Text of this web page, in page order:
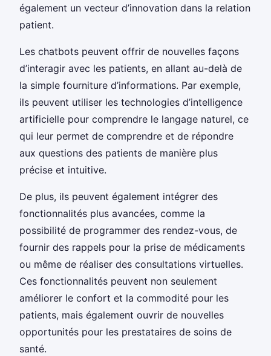
également un vecteur d’innovation dans la relation
patient.
Les chatbots peuvent offrir de nouvelles façons
d’interagir avec les patients, en allant au-delà de
la simple fourniture d’informations. Par exemple,
ils peuvent utiliser les technologies d’intelligence
artificielle pour comprendre le langage naturel, ce
qui leur permet de comprendre et de répondre
aux questions des patients de manière plus
précise et intuitive.
De plus, ils peuvent également intégrer des
fonctionnalités plus avancées, comme la
possibilité de programmer des rendez-vous, de
fournir des rappels pour la prise de médicaments
ou même de réaliser des consultations virtuelles.
Ces fonctionnalités peuvent non seulement
améliorer le confort et la commodité pour les
patients, mais également ouvrir de nouvelles
opportunités pour les prestataires de soins de
santé.